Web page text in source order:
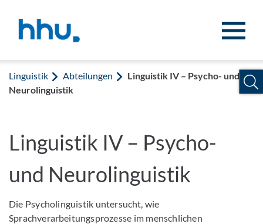
Linguistik Abteilungen
Linguistik IV – Psycho- und
Neurolinguistik
Linguistik IV – Psycho-
und Neurolinguistik
Die Psycholinguistik untersucht, wie
Sprachverarbeitungsprozesse im menschlichen